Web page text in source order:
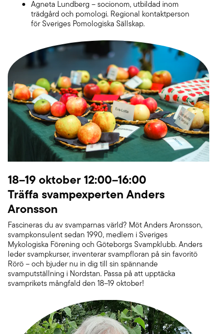
Agneta Lundberg – socionom, utbildad inom
trädgård och pomologi. Regional kontaktperson
för Sveriges Pomologiska Sällskap.
18–19 oktober 12:00–16:00
Träffa svampexperten Anders
Aronsson
Fascineras du av svamparnas värld? Möt Anders Aronsson,
svampkonsulent sedan 1990, medlem i Sveriges
Mykologiska Förening och Göteborgs Svampklubb. Anders
leder svampkurser, inventerar svampfloran på sin favoritö
Rörö – och bjuder nu in dig till sin spännande
svamputställning i Nordstan. Passa på att upptäcka
svamprikets mångfald den 18–19 oktober!